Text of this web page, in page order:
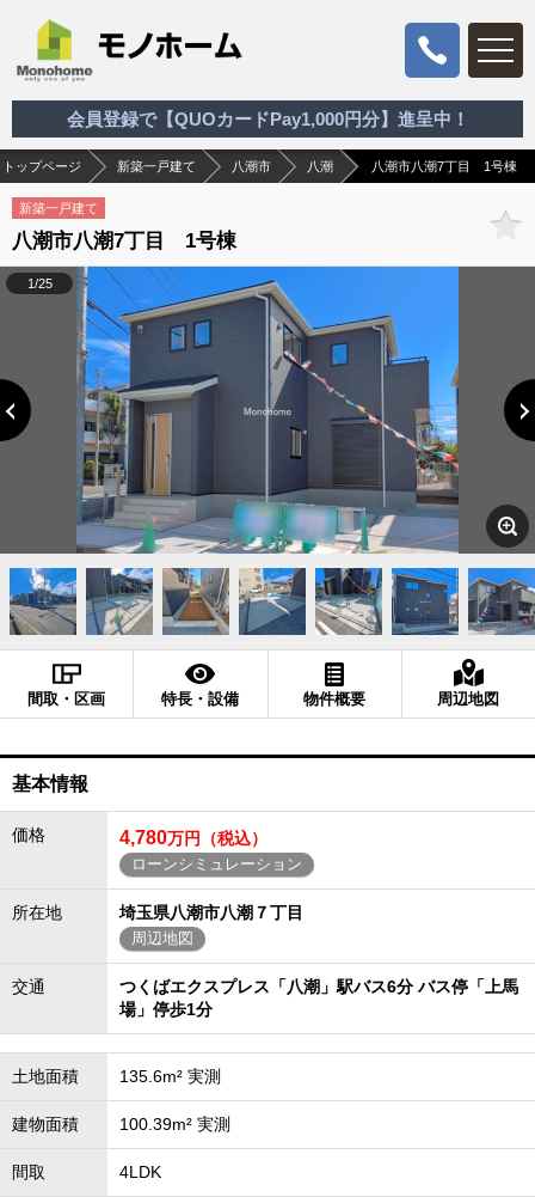
会員登録で【QUOカードPay1,000円分】進呈中！
トップページ 新築一戸建て 八潮市 八潮 八潮市八潮7丁目 1号棟
新築一戸建て
八潮市八潮7丁目 1号棟
1/25
間取・区画 特長・設備 物件概要 周辺地図
基本情報
価格 4,780万円（税込）
ローンシミュレーション
所在地 埼玉県八潮市八潮７丁目
周辺地図
交通
つくばエクスプレス「八潮」駅バス6分 バス停「上馬
場」停歩1分
土地面積 135.6m² 実測
建物面積 100.39m² 実測
間取 4LDK